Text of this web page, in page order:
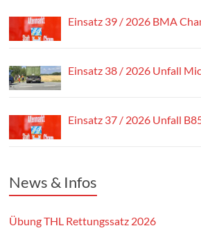
Einsatz 39 / 2026 BMA
Einsatz 38 / 2026 Unfall
Einsatz 37 / 2026 Unfall
News & Infos
Übung THL Rettungssatz 2026